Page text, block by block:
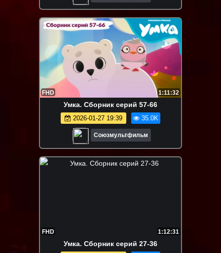
FHD 1:11:32
Умка. Сборник серий 57-66
2026-01-27 19:39 35.0K
Союзмультфильм
FHD 1:12:31
Умка. Сборник серий 27-36